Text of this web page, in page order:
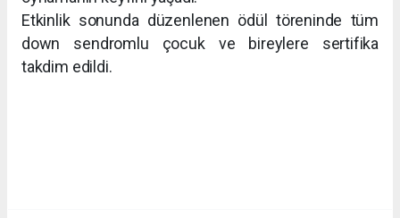
Etkinlik sonunda düzenlenen ödül töreninde tüm
down sendromlu çocuk ve bireylere sertifika
takdim edildi.